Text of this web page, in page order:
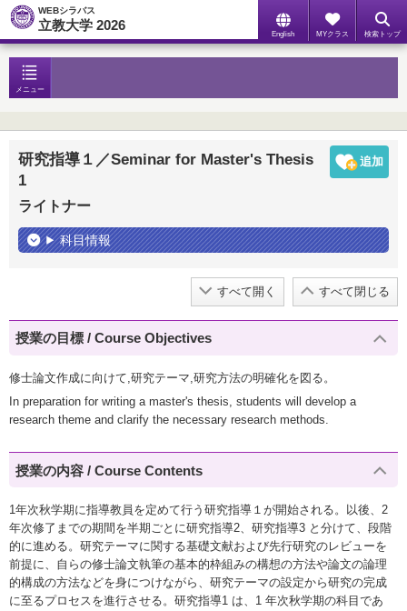
WEBシラバス
立教大学 2026
English MYクラス 検索トップ
メニュー
研究指導１／Seminar for Master's Thesis
1
ライトナー
科目情報
すべて開く すべて閉じる
授業の目標 / Course Objectives
修士論文作成に向けて,研究テーマ,研究方法の明確化を図る。
In preparation for writing a master's thesis, students will develop a
research theme and clarify the necessary research methods.
授業の内容 / Course Contents
1年次秋学期に指導教員を定めて行う研究指導１が開始される。以後、2
年次修了までの期間を半期ごとに研究指導2、研究指導3 と分けて、段階
的に進める。研究テーマに関する基礎文献および先行研究のレビューを
前提に、自らの修士論文執筆の基本的枠組みの構想の方法や論文の論理
的構成の方法などを身につけながら、研究テーマの設定から研究の完成
に至るプロセスを進行させる。研究指導1 は、1 年次秋学期の科目であ